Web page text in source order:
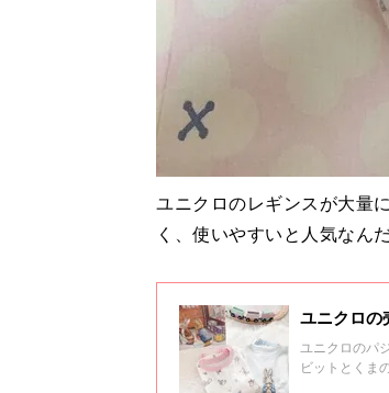
ユニクロのレギンスが大量
く、使いやすいと人気なん
ユニクロの
ユニクロのパ
ビットとくま